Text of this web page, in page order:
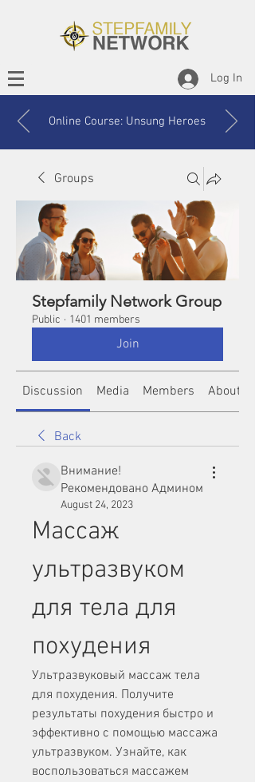
Log In
Online Course: Unsung Heroes
Groups
Stepfamily Network Group
Public · 1401 members
Join
Discussion Media Members About
Back
Внимание!
Рекомендовано Админом
August 24, 2023
Массаж
ультразвуком
для тела для
похудения
Ультразвуковый массаж тела
для похудения. Получите
результаты похудения быстро и
эффективно с помощью массажа
ультразвуком. Узнайте, как
воспользоваться массажем